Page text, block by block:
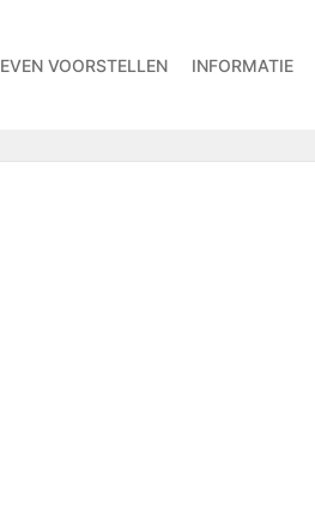
EVEN VOORSTELLEN INFORMATIE